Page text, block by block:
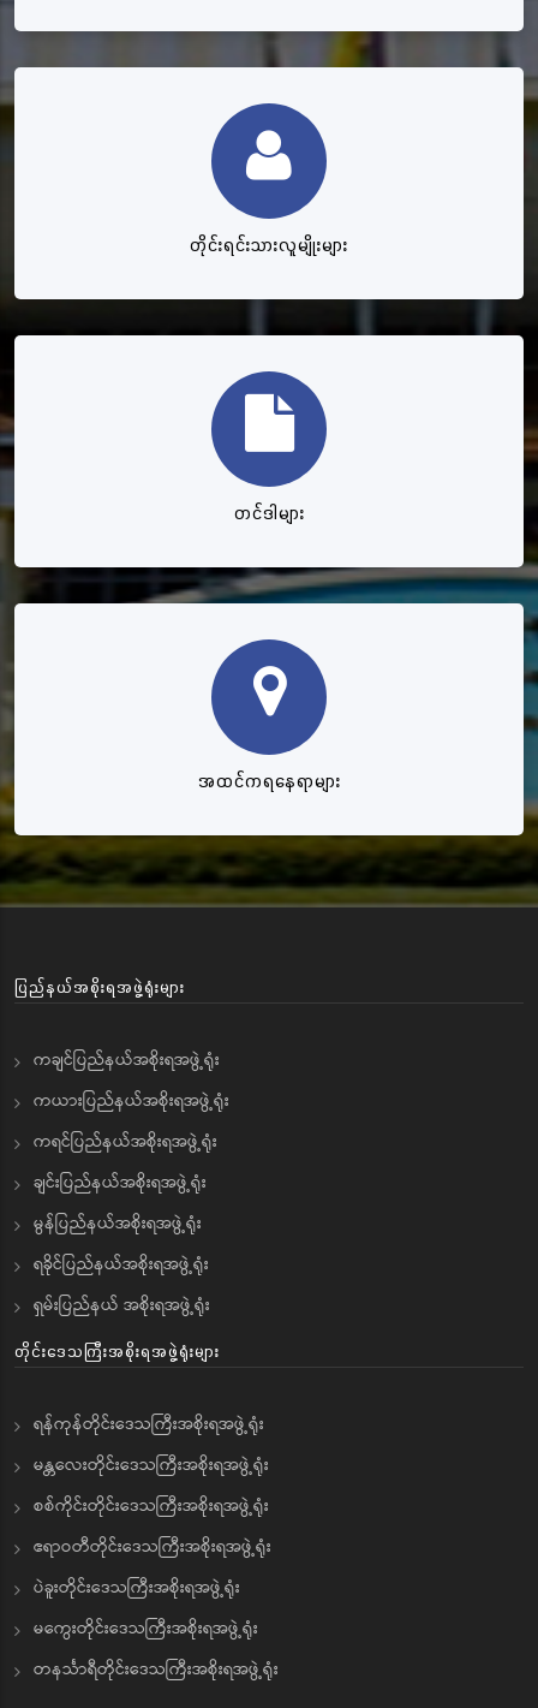
တိုင်းရင်းသားလူမျိုးများ
တင်ဒါများ
အထင်ကရနေရာများ
ပြည်နယ်အစိုးရအဖွဲ့ရုံးများ
ကချင်ပြည်နယ်အစိုးရအဖွဲ့ရုံး
ကယားပြည်နယ်အစိုးရအဖွဲ့ရုံး
ကရင်ပြည်နယ်အစိုးရအဖွဲ့ရုံး
ချင်းပြည်နယ်အစိုးရအဖွဲ့ရုံး
မွန်ပြည်နယ်အစိုးရအဖွဲ့ရုံး
ရခိုင်ပြည်နယ်အစိုးရအဖွဲ့ရုံး
ရှမ်းပြည်နယ် အစိုးရအဖွဲ့ရုံး
တိုင်းဒေသကြီးအစိုးရအဖွဲ့ရုံးများ
ရန်ကုန်တိုင်းဒေသကြီးအစိုးရအဖွဲ့ရုံး
မန္တလေးတိုင်းဒေသကြီးအစိုးရအဖွဲ့ရုံး
စစ်ကိုင်းတိုင်းဒေသကြီးအစိုးရအဖွဲ့ရုံး
ဧရာဝတီတိုင်းဒေသကြီးအစိုးရအဖွဲ့ရုံး
ပဲခူးတိုင်းဒေသကြီးအစိုးရအဖွဲ့ရုံး
မကွေးတိုင်းဒေသကြီးအစိုးရအဖွဲ့ရုံး
တနင်္သာရီတိုင်းဒေသကြီးအစိုးရအဖွဲ့ရုံး